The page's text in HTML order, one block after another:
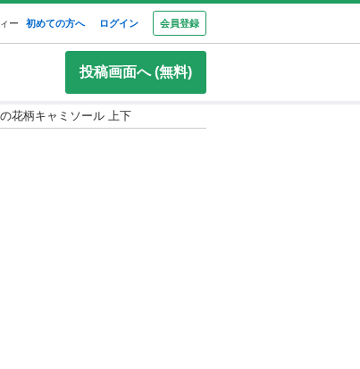
ー 初めての方へ ログイン 会員登録
投稿画面へ (無料)
花柄キャミソール 上下